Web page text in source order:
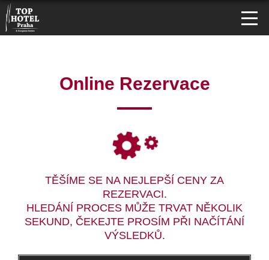
Online Rezervace
TĚŠÍME SE NA NEJLEPŠÍ CENY ZA
REZERVACI.
HLEDÁNÍ PROCES MŮŽE TRVAT NĚKOLIK
SEKUND, ČEKEJTE PROSÍM PŘI NAČÍTÁNÍ
VÝSLEDKŮ.